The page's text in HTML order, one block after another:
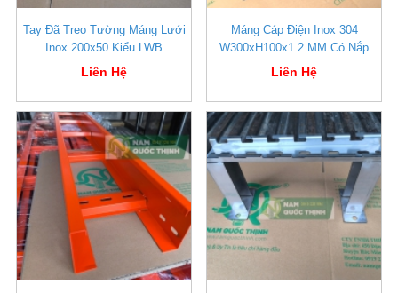
Tay Đã Treo Tường Máng Lưới
Inox 200x50 Kiểu LWB
Liên Hệ
Máng Cáp Điện Inox 304
W300xH100x1.2 MM Có Nắp
Liên Hệ